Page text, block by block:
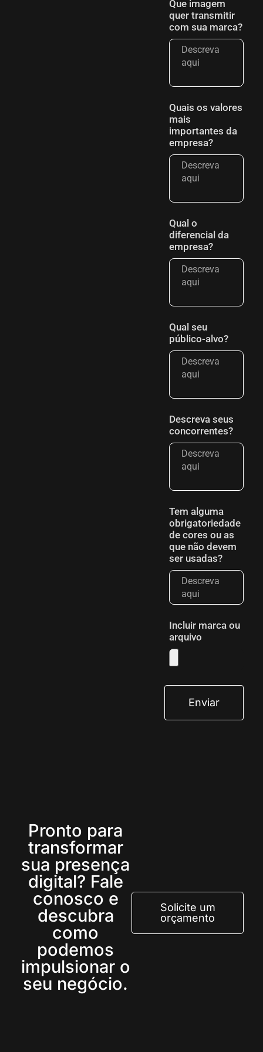
Que imagem
quer transmitir
com sua marca?
Quais os valores
mais
importantes da
empresa?
Qual o
diferencial da
empresa?
Qual seu
público-alvo?
Descreva seus
concorrentes?
Tem alguma
obrigatoriedade
de cores ou as
que não devem
ser usadas?
Incluir marca ou
arquivo
Enviar
Pronto para
transformar
sua presença
digital? Fale
conosco e
descubra
como
podemos
impulsionar o
seu negócio.
Solicite um
orçamento